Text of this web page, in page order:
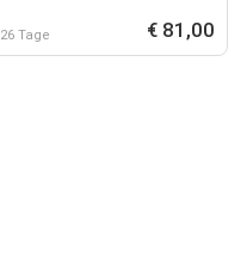
26 Tage € 81,00